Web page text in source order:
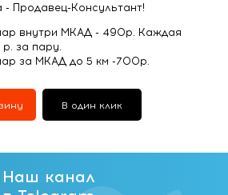
- Продавец-Консультант!
внутри МКАД - 490р. Каждая
за пару.
за МКАД до 5 км -700р.
В один клик
Наш канал